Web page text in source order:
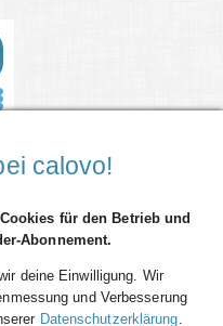
calovo!
für den Betrieb und
Abonnement.
deine Einwilligung. Wir
und Verbesserung
Datenschutzerklärung.